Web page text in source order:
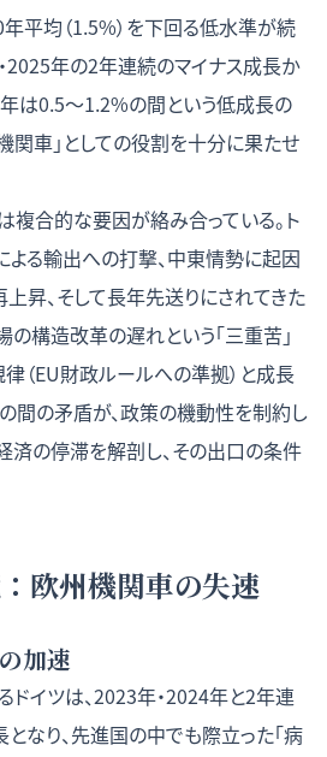
平均（1.5%）を下回る低水準が続
2025年の2年連続のマイナス成長か
年は0.5〜1.2%の間という低成長の
関車」としての役割を十分に果たせ
合的な要因が絡み合っている。ト
る輸出への打撃、中東情勢に起因
昇、そして長年先送りにされてきた
の構造改革の遅れという「三重苦」
（EU財政ルールへの準拠）と成長
間の矛盾が、政策の機動性を制約し
済の停滞を解剖し、その出口の条件
欧州機関車の失速
加速
イツは、2023年・2024年と2年連
なり、先進国の中でも際立った「病